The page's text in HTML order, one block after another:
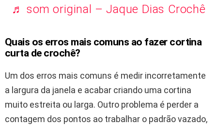
♬ som original – Jaque Dias Crochê
Quais os erros mais comuns ao fazer cortina
curta de crochê?
Um dos erros mais comuns é medir incorretamente
a largura da janela e acabar criando uma cortina
muito estreita ou larga. Outro problema é perder a
contagem dos pontos ao trabalhar o padrão vazado,